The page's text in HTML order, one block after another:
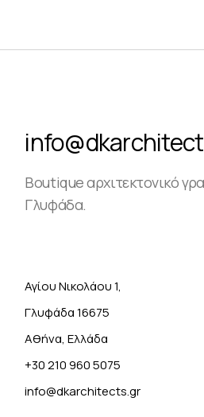
Boutique αρχιτεκτονικό
Γλυφάδα.
Αγίου Νικολάου 1,
Γλυφάδα 16675
Αθήνα, Ελλάδα
+30 210 960 5075
info@dkarchitects.gr